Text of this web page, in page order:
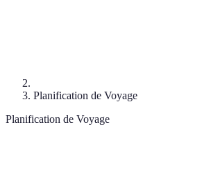
Planification de Voyage
Planification de Voyage